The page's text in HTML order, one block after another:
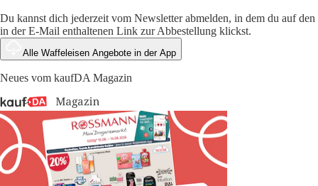
Du kannst dich jederzeit vom Newsletter abmelden, in dem du auf den
in der E-Mail enthaltenen Link zur Abbestellung klickst.
Alle Waffeleisen Angebote in der App
Neues vom kaufDA Magazin